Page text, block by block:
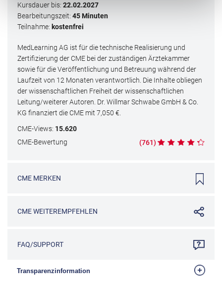
Kursdauer bis: 22.02.2027
Bearbeitungszeit: 45 Minuten
Teilnahme: kostenfrei
MedLearning AG ist für die technische Realisierung und
Zertifizierung der CME bei der zuständigen Ärztekammer
sowie für die Veröffentlichung und Betreuung während der
Laufzeit von 12 Monaten verantwortlich. Die Inhalte obliegen
der wissenschaftlichen Freiheit der wissenschaftlichen
Leitung/weiterer Autoren. Dr. Willmar Schwabe GmbH & Co.
KG finanziert die CME mit 7,050 €.
CME-Views: 15.620
CME-Bewertung (761)
CME MERKEN
CMEWEITEREMPFEHLEN
FAQ/SUPPORT
Transparenzinformation